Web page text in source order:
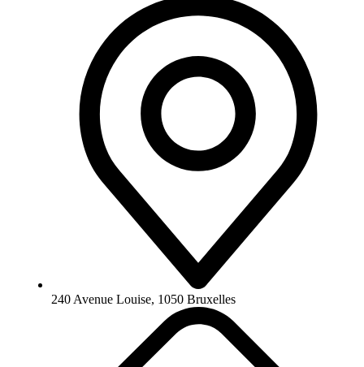
240 Avenue Louise, 1050 Bruxelles